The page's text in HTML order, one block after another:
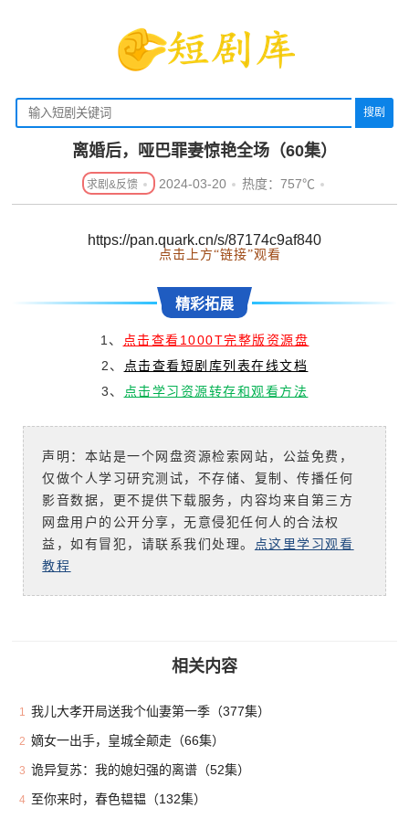
搜剧
离婚后，哑巴罪妻惊艳全场（60集）
2024-03-20 热度：757℃
https://pan.quark.cn/s/87174c9af840
点击上方“链接”观看
精彩拓展
1、 点击查看1000T完整版资源盘
2、 点击查看短剧库列表在线文档
3、 点击学习资源转存和观看方法
声明：本站是一个网盘资源检索网站，公益免费，
仅做个人学习研究测试，不存储、复制、传播任何
影音数据，更不提供下载服务，内容均来自第三方
网盘用户的公开分享，无意侵犯任何人的合法权
益，如有冒犯，请联系我们处理。 点这里学习观看
教程
相关内容
1 我儿大孝开局送我个仙妻第一季（377集）
2 嫡女一出手，皇城全颠走（66集）
3 诡异复苏：我的媳妇强的离谱（52集）
4 至你来时，春色韫韫（132集）